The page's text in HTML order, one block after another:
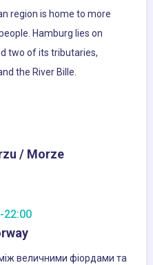
region is home to more
Hamburg lies on
two of its tributaries,
the River Bille.
/ Morze
22:00
величними фіордами та